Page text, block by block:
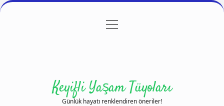
Gizlilik Politikası
menüyü
Keyifli Yaşam Tüyoları
Günlük hayatı renklendiren öneriler!